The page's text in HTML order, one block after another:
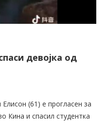
девојка од
(61) е прогласен за
Кина и спасил студентка